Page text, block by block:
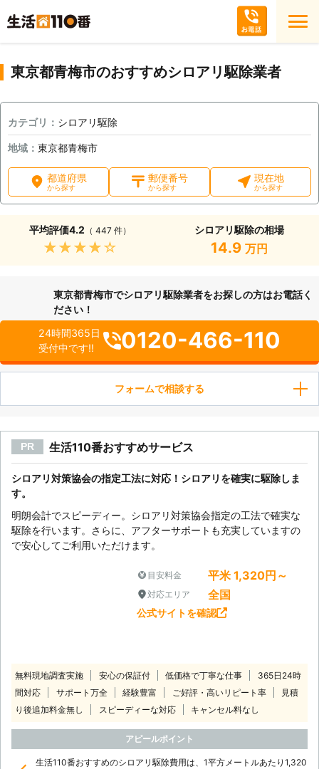
東京都青梅市のおすすめシロアリ駆除業者
カテゴリ： シロアリ駆除
地域： 東京都青梅市
都道府県
から探す
郵便番号
から探す
現在地
から探す
平均評価4.2 （ 447 件）
★★★★★
シロアリ駆除の相場
14.9 万円
東京都青梅市でシロアリ駆除業者をお探しの方はお電話く
ださい！
24時間365日
受付中です!!
0120-466-110
フォームで相談する
PR 生活110番おすすめサービス
シロアリ対策協会の指定工法に対応！シロアリを確実に駆除しま
す。
明朗会計でスピーディー。シロアリ対策協会指定の工法で確実な
駆除を行います。さらに、アフターサポートも充実していますの
で安心してご利用いただけます。
目安料金 平米 1,320円～
対応エリア 全国
公式サイトを確認
無料現地調査実施 安心の保証付 低価格で丁寧な仕事
365日24時
間対応
サポート万全 経験豊富 ご好評・高いリピート率
見積
り後追加料金無し
スピーディーな対応 キャンセル料なし
アピールポイント
生活110番おすすめのシロアリ駆除費用は、1平方メートルあたり1,320